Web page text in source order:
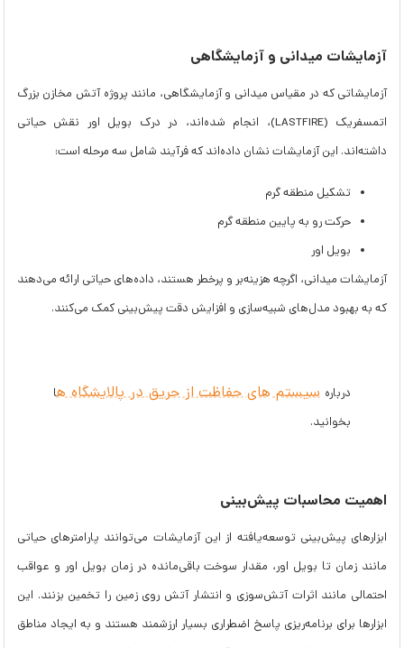
آزمایشات میدانی و آزمایشگاهی
آزمایشاتی که در مقیاس میدانی و آزمایشگاهی، مانند پروژه آتش مخازن بزرگ
اتمسفریک (LASTFIRE)، انجام شده‌اند، در درک بویل اور نقش حیاتی
داشته‌اند. این آزمایشات نشان داده‌اند که فرآیند شامل سه مرحله است:
تشکیل منطقه گرم
حرکت رو به پایین منطقه گرم
بویل اور
آزمایشات میدانی، اگرچه هزینه‌بر و پرخطر هستند، داده‌های حیاتی ارائه می‌دهند
که به بهبود مدل‌های شبیه‌سازی و افزایش دقت پیش‌بینی کمک می‌کنند.
درباره سیستم های حفاظت از حریق در پالایشگاه ها
بخوانید.
اهمیت محاسبات پیش‌بینی
ابزارهای پیش‌بینی توسعه‌یافته از این آزمایشات می‌توانند پارامترهای حیاتی
مانند زمان تا بویل اور، مقدار سوخت باقی‌مانده در زمان بویل اور و عواقب
احتمالی مانند اثرات آتش‌سوزی و انتشار آتش روی زمین را تخمین بزنند. این
ابزارها برای برنامه‌ریزی پاسخ اضطراری بسیار ارزشمند هستند و به ایجاد مناطق